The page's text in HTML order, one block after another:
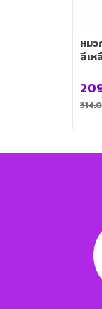
หมว
สีเห